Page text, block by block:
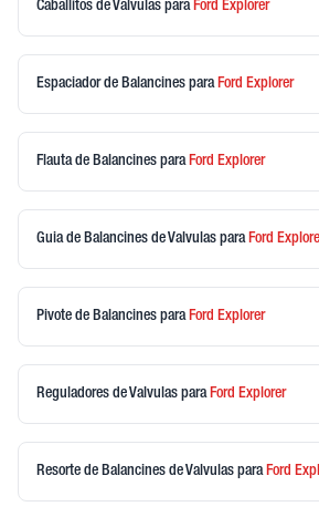
Caballitos de Valvulas para Ford Explorer
Espaciador de Balancines para Ford Explorer
Flauta de Balancines para Ford Explorer
Guia de Balancines de Valvulas para Ford
Pivote de Balancines para Ford Explorer
Reguladores de Valvulas para Ford Explorer
Resorte de Balancines de Valvulas para Ford